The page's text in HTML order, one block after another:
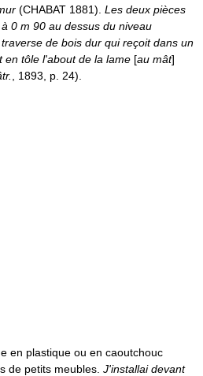
(CHABAT 1881). Les deux pièces
0 m 90 au dessus du niveau
de bois dur qui reçoit dans un
en tôle l'about de la lame [au mât]
, 1893, p. 24).
en plastique ou en caoutchouc
de petits meubles. J'installai devant